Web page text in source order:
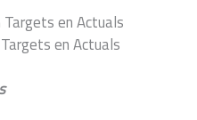
en Actuals
en Actuals